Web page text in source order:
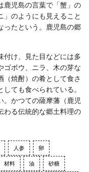
鹿児島の言葉で「蟹」の
」のようにも見えること
ったという。鹿児島の郷
付け、見た目などには多
ゴボウ、ニラ、木の芽な
（焼酎）の肴として食さ
ても食べられている。
。かつての薩摩藩（鹿児
わる伝統的な郷土料理の
人参 卵
材料 油 砂糖